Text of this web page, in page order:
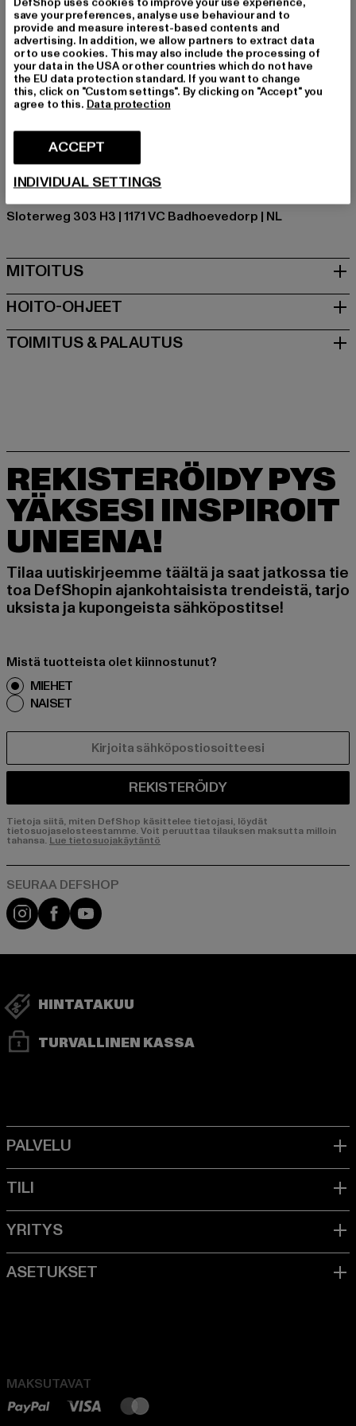
Tilaisuus: Arkivaatteet, Mukava, Rentoudu, Vapaa-aika
Leikkaa: Regular
Tuotemerkki: Dstrezzed
Kategoria: Short Sleeve Shirt
Color: blau
Materiaalin koostumus: 75% Puuvilla, 25% Nylon
Art.Nr: DZ421160-00470
Sloterweg 303 H3 | 1171 VC Badhoevedorp | NL
MITOITUS
HOITO-OHJEET
TOIMITUS & PALAUTUS
REKISTERÖIDY PYS
YÄKSESI INSPIROIT
UNEENA!
Tilaa uutiskirjeemme täältä ja saat jatkossa tie
toa DefShopin ajankohtaisista trendeistä, tarjo
uksista ja kupongeista sähköpostitse!
Mistä tuotteista olet kiinnostunut?
MIEHET
NAISET
REKISTERÖIDY
Tietoja siitä, miten DefShop käsittelee tietojasi, löydät
tietosuojaselosteestamme. Voit peruuttaa tilauksen maksutta milloin
tahansa. Lue tietosuojakäytäntö
Visit our Instagram page:
Visit our Facebook page:
Visit our YouTube channel:
HINTATAKUU
TURVALLINEN KASSA
MAKSUTAVAT
save your preferences, analyse use behaviour and to
provide and measure interest-based contents and
advertising. In addition, we allow partners to extract data
or to use cookies. This may also include the processing of
your data in the USA or other countries which do not have
the EU data protection standard. If you want to change
this, click on "Custom settings". By clicking on "Accept" you
agree to this. Data protection
ACCEPT
INDIVIDUAL SETTINGS